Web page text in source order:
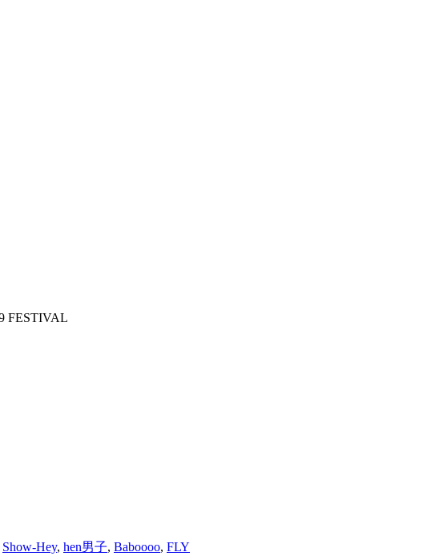
FESTIVAL
Show-Hey, hen男子, Baboooo, FLY